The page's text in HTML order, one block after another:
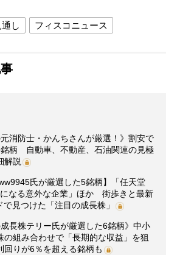
し フィスコニュース
元消防士・かんちさんが厳選！》割安で
柄 自動車、不動産、石油関連の見極
解説
氏が厳選した5銘柄】「任天堂
なる意外な企業」ほか 街歩きと最新
見つけた「注目の成長株」
成長株テリー氏が厳選した6銘柄》中小
の組み合わせで「長期的な収益」を狙
りが6％を超える銘柄も